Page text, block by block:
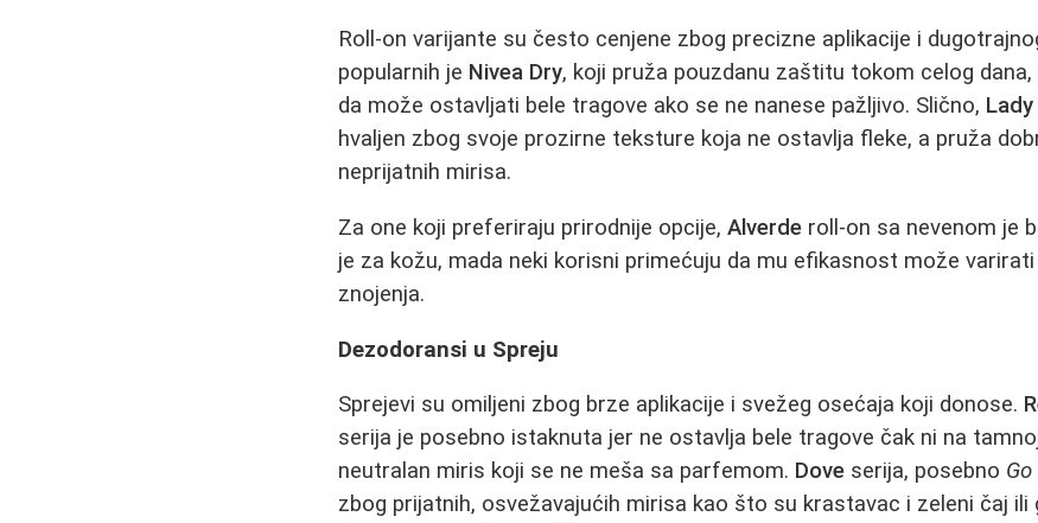
Roll-on varijante su često cenjene zbog precizne aplikacije i
popularnih je Nivea Dry, koji pruža pouzdanu zaštitu tokom celog
da može ostavljati bele tragove ako se ne nanese pažljivo. Slično,
hvaljen zbog svoje prozirne teksture koja ne ostavlja fleke, a pruža
neprijatnih mirisa.
Za one koji preferiraju prirodnije opcije,Alverde roll-on sa nevenom je
je za kožu, mada neki korisni primećuju da mu efikasnost može
znojenja.
Dezodoransi u Spreju
Sprejevi su omiljeni zbog brze aplikacije i svežeg osećaja koji donose.
serija je posebno istaknuta jer ne ostavlja bele tragove čak ni na
neutralan miris koji se ne meša sa parfemom. Dove serija, posebno
zbog prijatnih, osvežavajućih mirisa kao što su krastavac i zeleni čaj